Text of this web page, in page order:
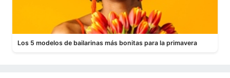
Los 5 modelos de bailarinas más bonitas para la primavera